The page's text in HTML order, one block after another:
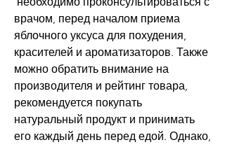
врачом, перед началом приема
яблочного уксуса для похудения,
красителей и ароматизаторов. Также
можно обратить внимание на
производителя и рейтинг товара,
рекомендуется покупать
натуральный продукт и принимать
его каждый день перед едой. Однако,